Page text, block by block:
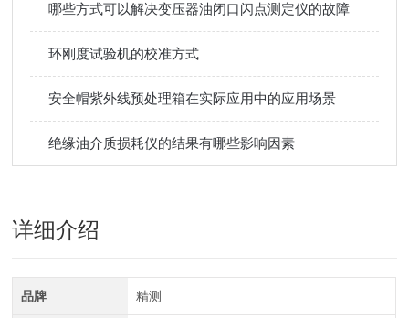
哪些方式可以解决变压器油闭口闪点测定仪的故障
环刚度试验机的校准方式
安全帽紫外线预处理箱在实际应用中的应用场景
绝缘油介质损耗仪的结果有哪些影响因素
详细介绍
品牌 精测